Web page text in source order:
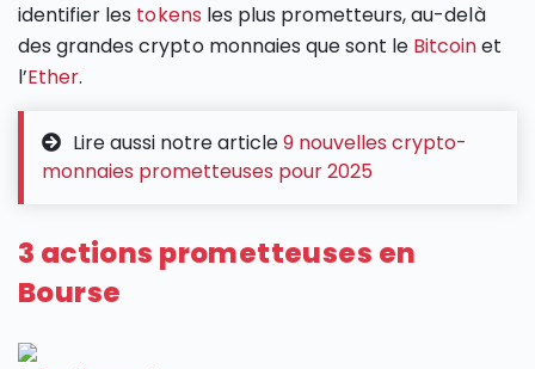
identifier les tokens les plus prometteurs, au-delà
des grandes crypto monnaies que sont le Bitcoinet
l’Ether.
Lire aussi notre article9 nouvelles crypto-
monnaies prometteuses pour 2025
3 actions prometteuses en
Bourse